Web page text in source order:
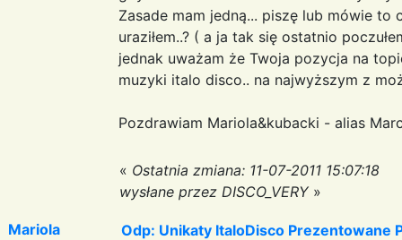
Zasade mam jedną... piszę lub mówie to
uraziłem..? ( a ja tak się ostatnio
jednak uważam że Twoja pozycja na
muzyki italo disco.. na najwyższym z
Pozdrawiam Mariola&kubacki - alias
« Ostatnia zmiana: 11-07-2011 15:07:18
wysłane przez DISCO_VERY»
Mariola
Odp: Unikaty ItaloDisco Prezentowane